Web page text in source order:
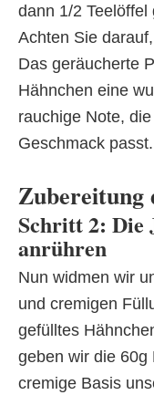
dann 1/2
Achten Sie
Das geräucherte
Hähnchen eine
rauchige Note,
Geschmack passt.
Zubereitung
Schritt 2: Die
anrühren
Nun widmen wir
und cremigen
gefülltes
geben wir die 60g
cremige Basis